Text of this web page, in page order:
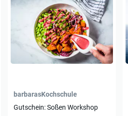
barbarasKochschule
Gutschein: Soßen Workshop